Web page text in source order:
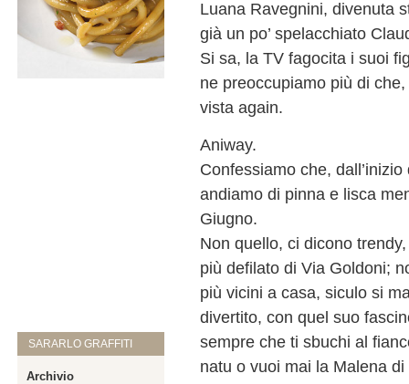
SARARLO GRAFFITI
Archivio
Luana Ravegnini, divenuta
già un po’ spelacchiato
Si sa, la TV fagocita i suoi
ne preoccupiamo più di che,
vista again.
Aniway.
Confessiamo che,
andiamo di pinna e lisca
Giugno.
Non quello, ci dicono
più defilato di Via Goldoni;
più vicini a casa, siculo si
divertito, con quel suo
sempre che ti sbuchi al
natu o vuoi mai la Malena